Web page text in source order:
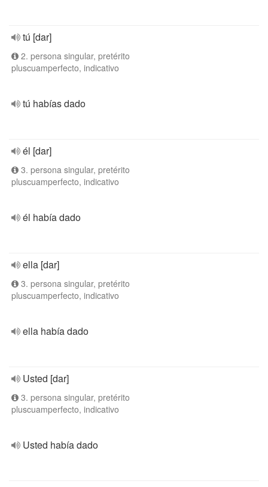
tú [dar]
2. persona singular, pretérito
pluscuamperfecto, indicativo
tú habías dado
él [dar]
3. persona singular, pretérito
pluscuamperfecto, indicativo
él había dado
ella [dar]
3. persona singular, pretérito
pluscuamperfecto, indicativo
ella había dado
Usted [dar]
3. persona singular, pretérito
pluscuamperfecto, indicativo
Usted había dado